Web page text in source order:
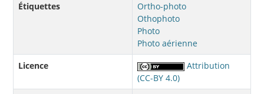
Étiquettes
Ortho-photo
Othophoto
Photo
Photo aérienne
Licence
Attribution
(CC-BY 4.0)